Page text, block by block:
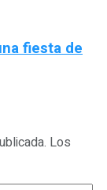
fiesta de
Los